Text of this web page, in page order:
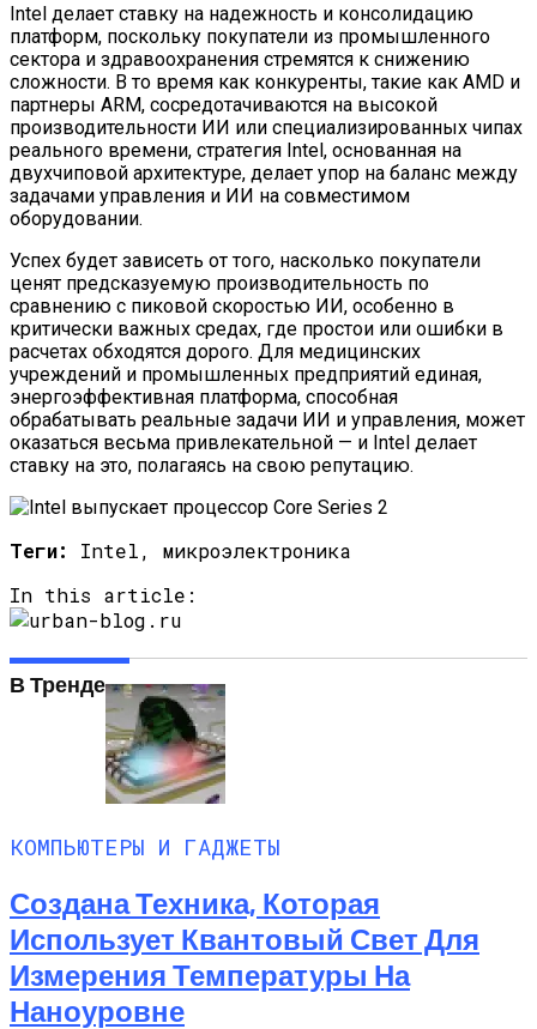
Intel делает ставку на надежность и консолидацию
платформ, поскольку покупатели из промышленного
сектора и здравоохранения стремятся к снижению
сложности. В то время как конкуренты, такие как AMD и
партнеры ARM, сосредотачиваются на высокой
производительности ИИ или специализированных чипах
реального времени, стратегия Intel, основанная на
двухчиповой архитектуре, делает упор на баланс между
задачами управления и ИИ на совместимом
оборудовании.
Успех будет зависеть от того, насколько покупатели
ценят предсказуемую производительность по
сравнению с пиковой скоростью ИИ, особенно в
критически важных средах, где простои или ошибки в
расчетах обходятся дорого. Для медицинских
учреждений и промышленных предприятий единая,
энергоэффективная платформа, способная
обрабатывать реальные задачи ИИ и управления, может
оказаться весьма привлекательной — и Intel делает
ставку на это, полагаясь на свою репутацию.
Теги:
Intel, микроэлектроника
In this article:
В Тренде
КОМПЬЮТЕРЫ И ГАДЖЕТЫ
Создана Техника, Которая
Использует Квантовый Свет Для
Измерения Температуры На
Наноуровне